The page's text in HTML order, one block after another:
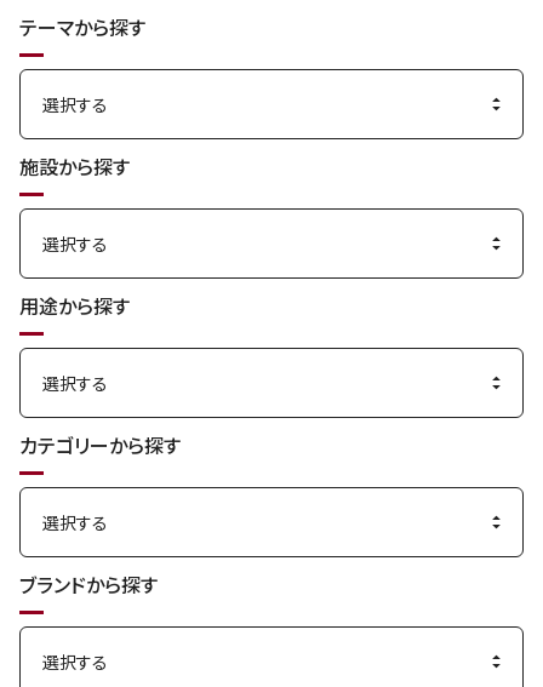
テーマから探す
施設から探す
用途から探す
カテゴリーから探す
ブランドから探す